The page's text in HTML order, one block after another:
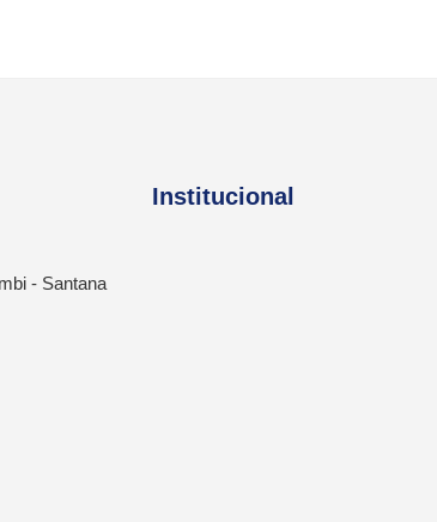
- Santana
Institucional